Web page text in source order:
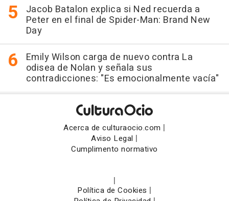
Jacob Batalon explica si Ned recuerda a
Peter en el final de Spider-Man: Brand New
Day
Emily Wilson carga de nuevo contra La
odisea de Nolan y señala sus
contradicciones: "Es emocionalmente vacía"
Acerca de culturaocio.com |
Aviso Legal |
Cumplimento normativo
|
Política de Cookies |